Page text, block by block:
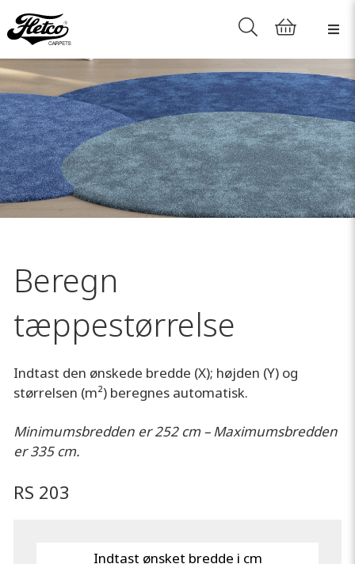
Beregn
tæppestørrelse
Indtast den ønskede bredde (X); højden (Y) og
størrelsen (m²) beregnes automatisk.
Minimumsbredden er 252 cm – Maximumsbredden
er 335 cm.
RS 203